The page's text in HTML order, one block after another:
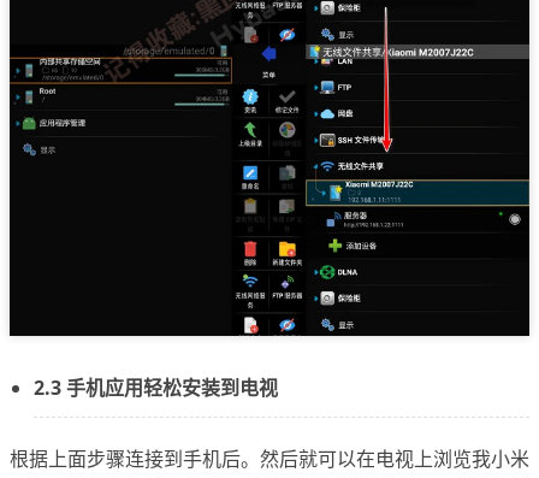
2.3 手机应用轻松安装到电视
根据上面步骤连接到手机后。然后就可以在电视上浏览我小米